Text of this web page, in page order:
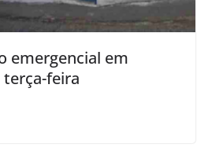
emergencial em
feira